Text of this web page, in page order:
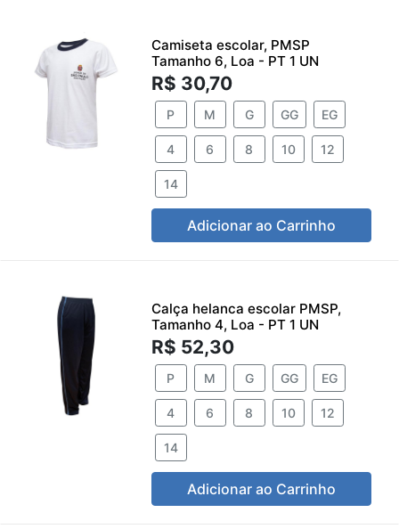
Camiseta escolar, PMSP
Tamanho 6, Loa - PT 1 UN
R$ 30,70
P M G GG EG
4 6 8 10 12
14
Adicionar ao Carrinho
Calça helanca escolar PMSP,
Tamanho 4, Loa - PT 1 UN
R$ 52,30
P M G GG EG
4 6 8 10 12
14
Adicionar ao Carrinho